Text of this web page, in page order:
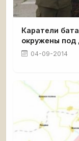
Каратели
окружены под
04-09-2014